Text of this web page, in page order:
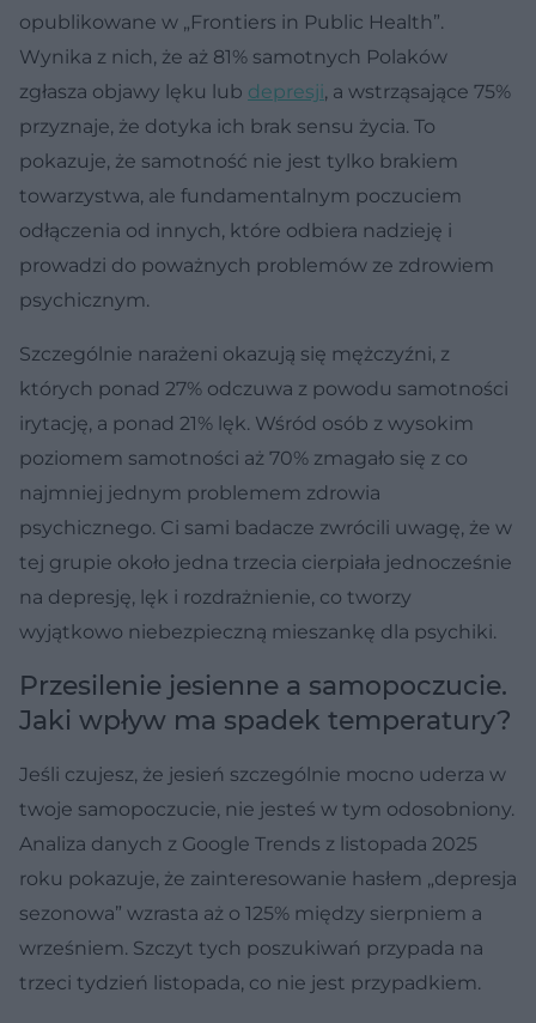
opublikowane w „Frontiers in Public Health”.
Wynika z nich, że aż 81% samotnych Polaków
zgłasza objawy lęku lub depresji, a wstrząsające 75%
przyznaje, że dotyka ich brak sensu życia. To
pokazuje, że samotność nie jest tylko brakiem
towarzystwa, ale fundamentalnym poczuciem
odłączenia od innych, które odbiera nadzieję i
prowadzi do poważnych problemów ze zdrowiem
psychicznym.
Szczególnie narażeni okazują się mężczyźni, z
których ponad 27% odczuwa z powodu samotności
irytację, a ponad 21% lęk. Wśród osób z wysokim
poziomem samotności aż 70% zmagało się z co
najmniej jednym problemem zdrowia
psychicznego. Ci sami badacze zwrócili uwagę, że w
tej grupie około jedna trzecia cierpiała jednocześnie
na depresję, lęk i rozdrażnienie, co tworzy
wyjątkowo niebezpieczną mieszankę dla psychiki.
Przesilenie jesienne a samopoczucie.
Jaki wpływ ma spadek temperatury?
Jeśli czujesz, że jesień szczególnie mocno uderza w
twoje samopoczucie, nie jesteś w tym odosobniony.
Analiza danych z Google Trends z listopada 2025
roku pokazuje, że zainteresowanie hasłem „depresja
sezonowa” wzrasta aż o 125% między sierpniem a
wrześniem. Szczyt tych poszukiwań przypada na
trzeci tydzień listopada, co nie jest przypadkiem.